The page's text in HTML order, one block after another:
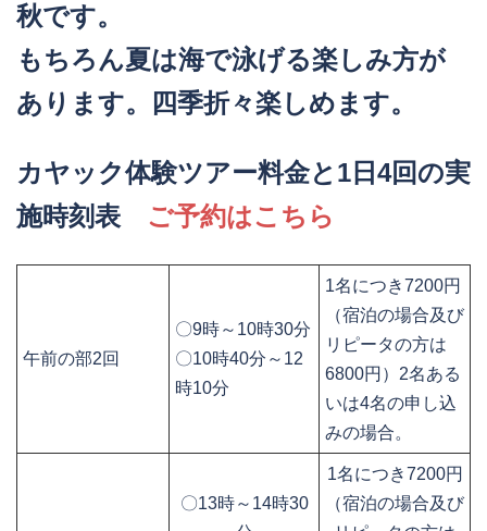
秋です。
もちろん夏は海で泳げる楽しみ方が
あります。四季折々楽しめます。
カヤック体験ツアー料金と1日4回の実
施時刻表
ご予約はこちら
午前の部2回
〇9時～10時30分
〇10時40分～12
時10分
1名につき7200円
（宿泊の場合及び
リピータの方は
6800円）2名ある
いは4名の申し込
みの場合。
〇13時～14時30
1名につき7200円
（宿泊の場合及び